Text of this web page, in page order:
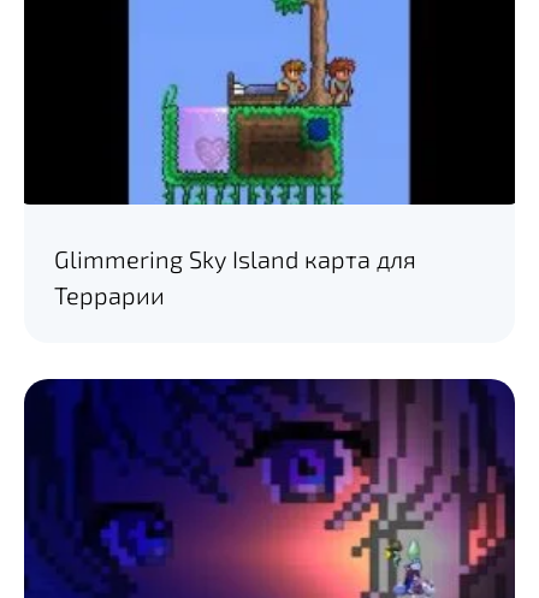
Glimmering Sky Island карта для
Террарии